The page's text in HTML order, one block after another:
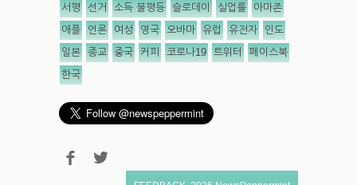
서평 선거 소득 불평등 슬로데이 실업률 아마존
애플 언론 여성 영국 오바마 유럽 유전자 인도
일본 종교 중국 커피 코로나19 트위터 페이스북
한국